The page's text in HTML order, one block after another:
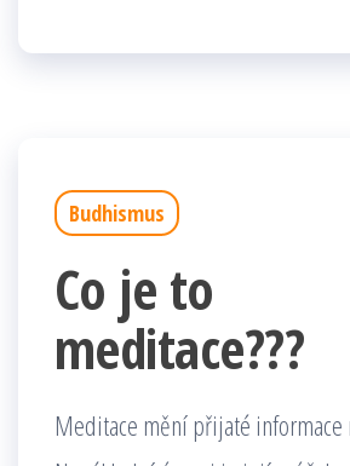
Budhismus
Co je to
meditace???
Meditace mění přijaté informace